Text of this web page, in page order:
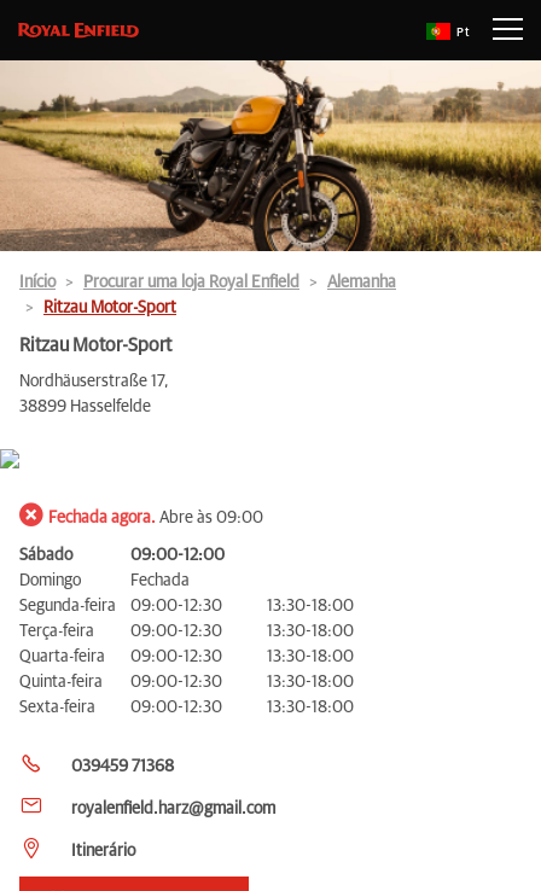
Pt
Início Procurar uma loja Royal Enfield
Alemanha
Ritzau Motor-Sport
Ritzau Motor-Sport
Nordhäuserstraße 17,
38899 Hasselfelde
Fechada agora. Abre às 09:00
Sábado
09:00-12:00
Domingo
Fechada
Segunda-feira
09:00-12:30
13:30-18:00
Terça-feira
09:00-12:30
13:30-18:00
Quarta-feira
09:00-12:30
13:30-18:00
Quinta-feira
09:00-12:30
13:30-18:00
Sexta-feira
09:00-12:30 13:30-18:00
039459 71368
royalenfield.harz@gmail.com
Itinerário